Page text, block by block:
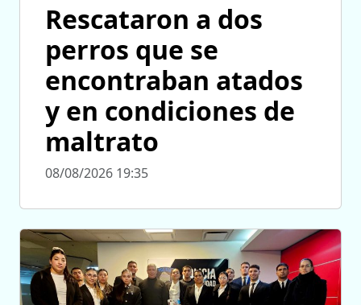
Rescataron a dos
perros que se
encontraban atados
y en condiciones de
maltrato
08/08/2026 19:35